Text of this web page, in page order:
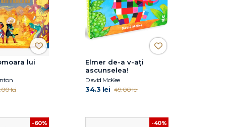
lui
lei
Elmer de-a v-ați
ascunselea!
David McKee
34.3 lei 49.00 lei
-60% -40%